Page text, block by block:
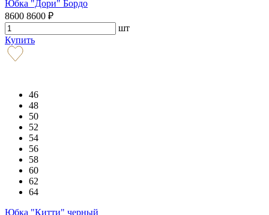
Юбка "Дори" Бордо
8600 8600 ₽
шт
Купить
46
48
50
52
54
56
58
60
62
64
Юбка "Китти" черный